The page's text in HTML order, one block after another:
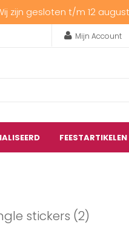
zijn gesloten t/m 12
Mijn Account
FEESTARTIKELEN
stickers (2)